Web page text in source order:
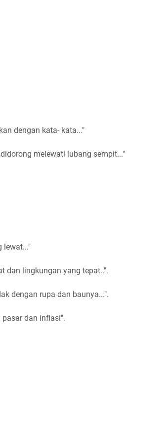
dengan kata- kata..."
melewati lubang sempit..."
lewat..."
dan lingkungan yang tepat..".
dengan rupa dan baunya...".
dan inflasi".